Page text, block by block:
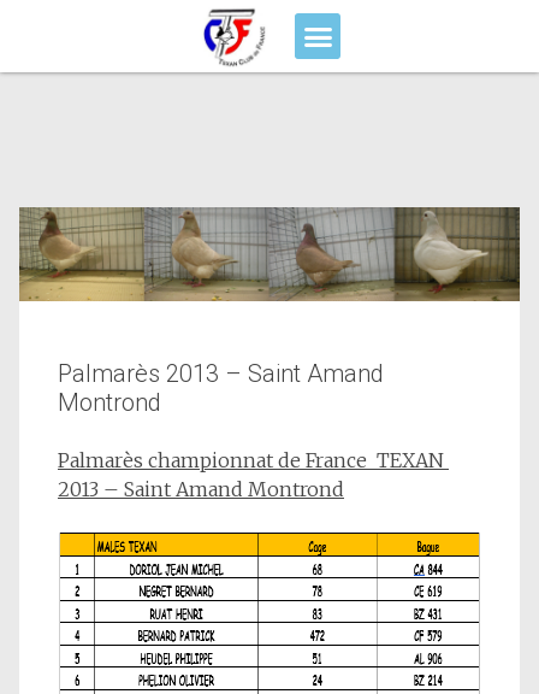
Palmarès 2013 – Saint Amand
Montrond
Palmarès championnat de France TEXAN
2013 – Saint Amand Montrond